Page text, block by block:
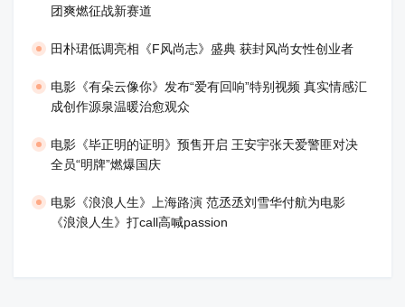
团爽燃征战新赛道
田朴珺低调亮相《F风尚志》盛典 获封风尚女性创业者
电影《有朵云像你》发布“爱有回响”特别视频 真实情感汇
成创作源泉温暖治愈观众
​电影《毕正明的证明》预售开启 王安宇张天爱警匪对决
全员“明牌”燃爆国庆
​电影《浪浪人生》上海路演 范丞丞刘雪华付航为电影
《浪浪人生》打call高喊passion